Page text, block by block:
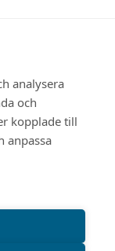
analysera
och
kopplade till
anpassa